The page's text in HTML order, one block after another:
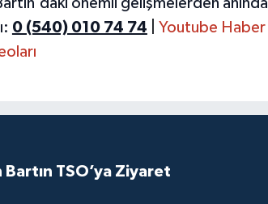
0 (540) 010 74 74
Youtube Haber
Bartın TSO’ya Ziyaret